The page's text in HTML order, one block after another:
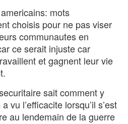
mots
choisis pour ne pas viser
communautes en
ce serait injuste car
et gagnent leur vie
sait comment y
vu l’efficacite lorsqu’il s’est
au lendemain de la guerre